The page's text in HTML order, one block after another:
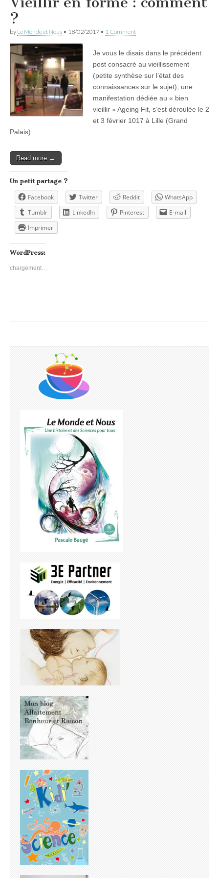
?
by Le Monde et Nous • 18/02/2017 • 1 Comment
Je vous le disais dans le précédent
post consacré au vieillissement
(petite synthèse sur l’état des
connaissances sur le sujet), une
manifestation dédiée au « bien
vieillir » Ageing Fit, s’est déroulée le 2
et 3 février 1017 à Lille (Grand
Palais)…
Read more →
Un petit partage ?
Facebook Twitter Reddit
WhatsApp
Tumblr
LinkedIn Pinterest
E-mail
Imprimer
WordPress:
chargement…